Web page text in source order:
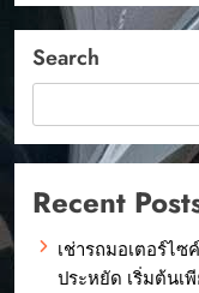
Search
Recent
เช่ารถมอเตอร์ไซ
ประหยัด เริ่มต้นเ